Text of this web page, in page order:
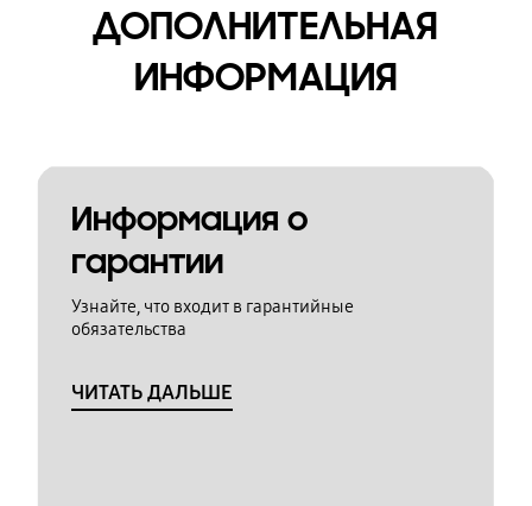
ДОПОЛНИТЕЛЬНАЯ
ИНФОРМАЦИЯ
Информация о
гарантии
Узнайте, что входит в гарантийные
обязательства
ЧИТАТЬ ДАЛЬШЕ